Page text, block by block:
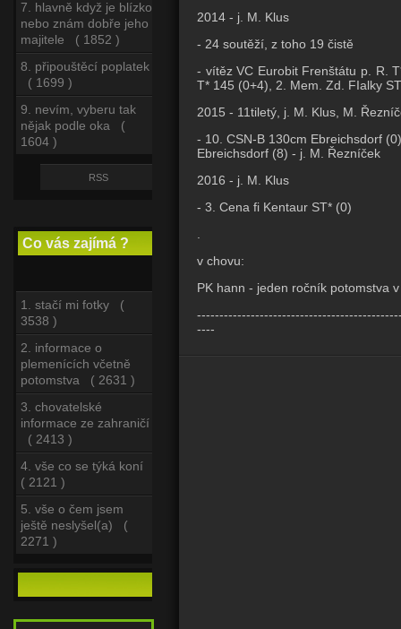
7. hlavně když je blízko
nebo znám dobře jeho
majitele ( 1852 )
8. připouštěcí poplatek
( 1699 )
9. nevím, vyberu tak
nějak podle oka (
1604 )
RSS
Co vás zajímá ?
1. stačí mi fotky (
3538 )
2. informace o
plemenících včetně
potomstva ( 2631 )
3. chovatelské
informace ze zahraničí
( 2413 )
4. vše co se týká koní
( 2121 )
5. vše o čem jsem
ještě neslyšel(a) (
2271 )
2014 - j. M. Klus
- 24 soutěží, z toho 19 čistě
- vítěz VC Eurobit Frenštátu p. R.
T* 145 (0+4), 2. Mem. Zd. FIalky
2015 - 11tiletý, j. M. Klus, M.
- 10. CSN-B 130cm Ebreichsdorf
Ebreichsdorf (8) - j. M. Řezníček
2016 - j. M. Klus
- 3. Cena fi Kentaur ST* (0)
v chovu:
PK hann - jeden ročník potomstva
----